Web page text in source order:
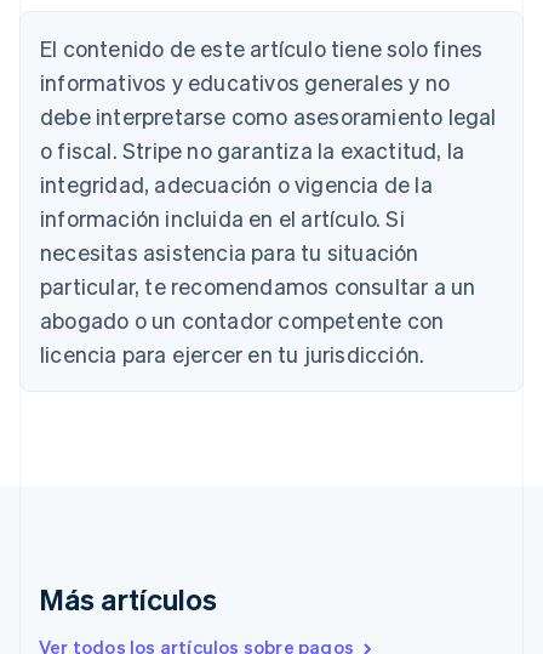
El contenido de este artículo tiene solo fines
informativos y educativos generales y no
debe interpretarse como asesoramiento legal
o fiscal. Stripe no garantiza la exactitud, la
integridad, adecuación o vigencia de la
información incluida en el artículo. Si
necesitas asistencia para tu situación
particular, te recomendamos consultar a un
abogado o un contador competente con
licencia para ejercer en tu jurisdicción.
Más artículos
Ver todos los artículos sobre pagos
DeutschEnglish
English
Austria
DeutschEnglish
Bélgica
Nederlands FrançaisDeutschEnglish
Brasil
Bulgaria
English
Canadá
EnglishFrançais
China continental
Eslovaquia